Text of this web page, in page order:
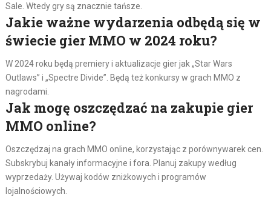
Sale. Wtedy gry są znacznie tańsze.
Jakie ważne wydarzenia odbędą się w
świecie gier MMO w 2024 roku?
W 2024 roku będą premiery i aktualizacje gier jak „Star Wars
Outlaws” i „Spectre Divide”. Będą też konkursy w grach MMO z
nagrodami.
Jak mogę oszczędzać na zakupie gier
MMO online?
Oszczędzaj na grach MMO online, korzystając z porównywarek cen.
Subskrybuj kanały informacyjne i fora. Planuj zakupy według
wyprzedaży. Używaj kodów zniżkowych i programów
lojalnościowych.